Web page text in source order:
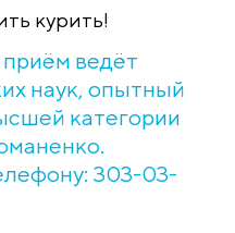
курить!
ведёт
наук, опытный
категории
303-03-